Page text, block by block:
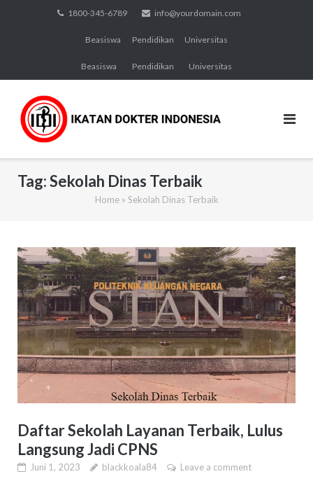
1800-345-6789 info@yourdomain.com
Beasiswa Pendidikan Universitas
Beasiswa Pendidikan Universitas
Tag:Sekolah Dinas Terbaik
Home» Sekolah Dinas Terbaik
Daftar Sekolah Layanan Terbaik, Lulus
Langsung Jadi CPNS
Juni 1, 2023 blackkoala84 Leave a comment